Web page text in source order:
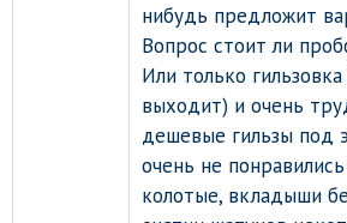
нибудь предложит
Вопрос стоит ли
Или только
выходит) и очень
дешевые гильзы под
очень не
колотые, вкладыши